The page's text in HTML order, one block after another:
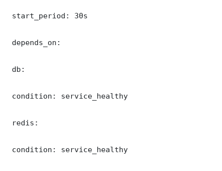
start_period: 30s
depends_on:
db:
condition: service_healthy
redis:
condition: service_healthy